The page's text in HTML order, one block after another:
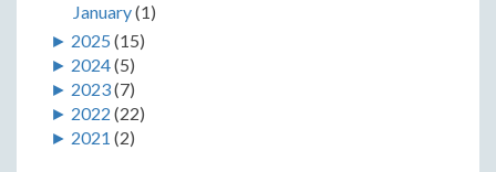
January(1)
► 2025 (15)
► 2024(5)
► 2023(7)
► 2022 (22)
► 2021 (2)